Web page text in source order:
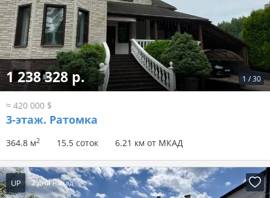
1 /30
1 238 328 р.
≈ 420 000 $
3-этаж. Ратомка
364.8 м2 15.5 соток 6.21 км от МКАД
UP 2 дня назад